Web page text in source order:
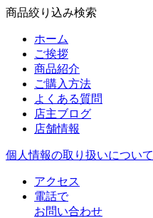
商品絞り込み検索
ホーム
ご挨拶
商品紹介
ご購入方法
よくある質問
店主ブログ
店舗情報
個人情報の取り扱いについて
アクセス
電話で
お問い合わせ